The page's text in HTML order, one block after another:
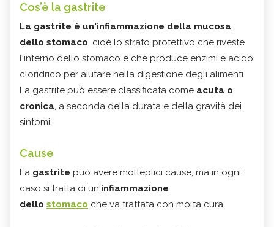
Cos’è la gastrite
La gastrite è un'infiammazione della mucosa
dello stomaco, cioè lo strato protettivo che riveste
l'interno dello stomaco e che produce enzimi e acido
cloridrico per aiutare nella digestione degli alimenti.
La gastrite può essere classificata come acuta o
cronica, a seconda della durata e della gravità dei
sintomi.
Cause
La gastrite può avere molteplici cause, ma in ogni
caso si tratta di un'infiammazione
dello stomaco che va trattata con molta cura.